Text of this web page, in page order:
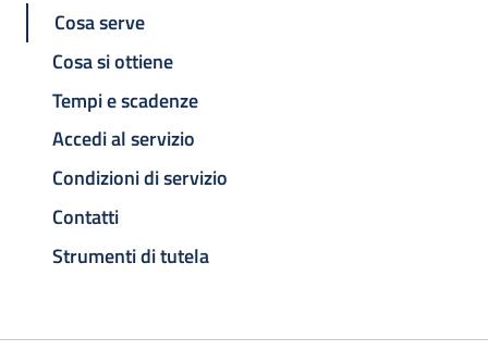
Cosa serve
Cosa si ottiene
Tempi e scadenze
Accedi al servizio
Condizioni di servizio
Contatti
Strumenti di tutela